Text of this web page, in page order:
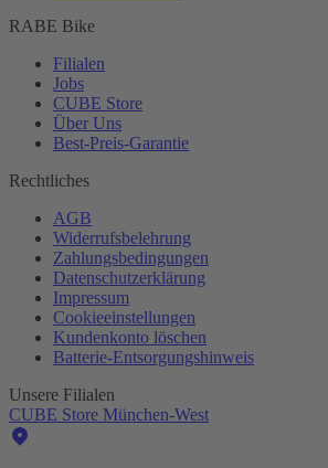
RABE Bike
Filialen
Jobs
CUBE Store
Über Uns
Best-Preis-Garantie
Rechtliches
AGB
Widerrufsbelehrung
Zahlungsbedingungen
Datenschutzerklärung
Impressum
Cookieeinstellungen
Kundenkonto löschen
Batterie-Entsorgungshinweis
Unsere Filialen
CUBE Store München-West